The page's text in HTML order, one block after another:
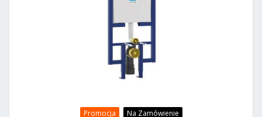
Promocja Na Zamówienie